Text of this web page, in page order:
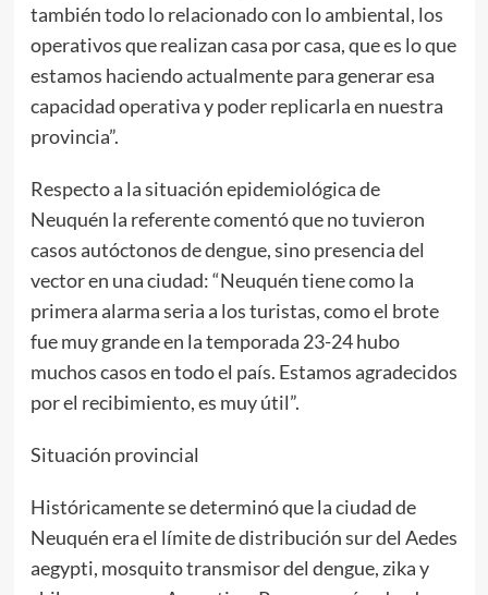
también todo lo relacionado con lo ambiental, los
operativos que realizan casa por casa, que es lo que
estamos haciendo actualmente para generar esa
capacidad operativa y poder replicarla en nuestra
provincia”.
Respecto a la situación epidemiológica de
Neuquén la referente comentó que no tuvieron
casos autóctonos de dengue, sino presencia del
vector en una ciudad: “Neuquén tiene como la
primera alarma seria a los turistas, como el brote
fue muy grande en la temporada 23-24 hubo
muchos casos en todo el país. Estamos agradecidos
por el recibimiento, es muy útil”.
Situación provincial
Históricamente se determinó que la ciudad de
Neuquén era el límite de distribución sur del Aedes
aegypti, mosquito transmisor del dengue, zika y